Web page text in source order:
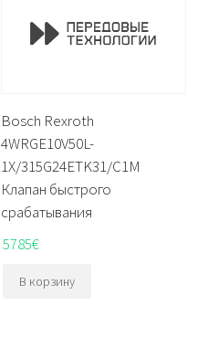
Bosch Rexroth
4WRGE10V50L-
1X/315G24ETK31/C1M
Клапан быстрого
срабатывания
5785€
В корзину